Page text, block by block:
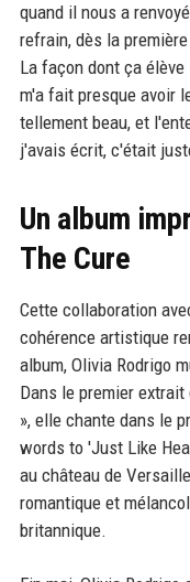
quand il nous a
refrain, dès la
La façon dont ça
m'a fait presque avoir
tellement beau, et
j'avais écrit, c'était
Un album
The Cure
Cette collaboration
cohérence artistique
album, Olivia Rodrigo
Dans le premier
», elle chante dans le
words to 'Just Like
au château de
romantique et
britannique.